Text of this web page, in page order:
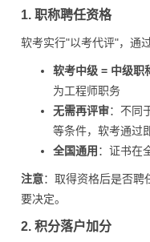
1. 职称聘任资格
软考实行"以考代评"，通
软考中级 = 中级职
为工程师职务
无需再评审：不同
等条件，软考通过
全国通用 ：证书在
注意：取得资格后是否聘
要决定。
2. 积分落户加分